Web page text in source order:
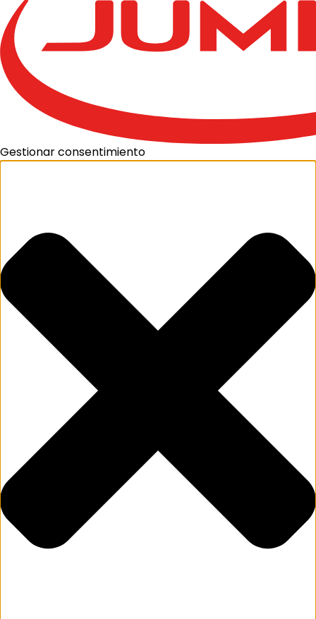
Gestionar consentimiento